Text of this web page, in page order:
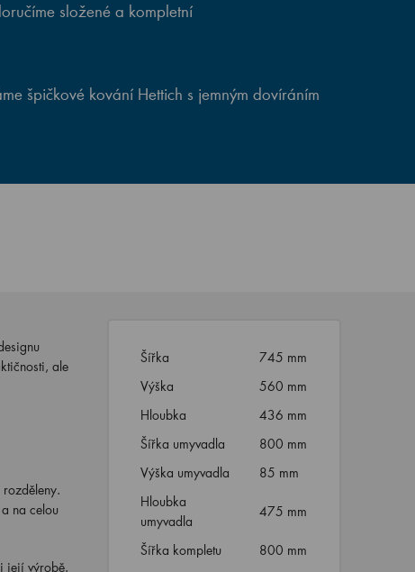
složené a kompletní
špičkové kování Hettich s jemným dovíráním
ale
a na celou
její výrobě.
Šířka
745 mm
Výška
560 mm
Hloubka
436 mm
Šířka umyvadla
800 mm
Výška umyvadla
85 mm
Hloubka
umyvadla
475 mm
Šířka kompletu
800 mm